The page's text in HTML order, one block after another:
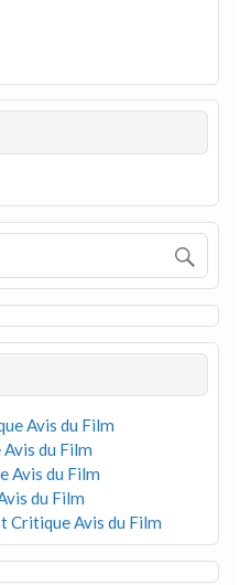
Avis du Film
du Film
Avis du Film
du Film
Critique Avis du Film